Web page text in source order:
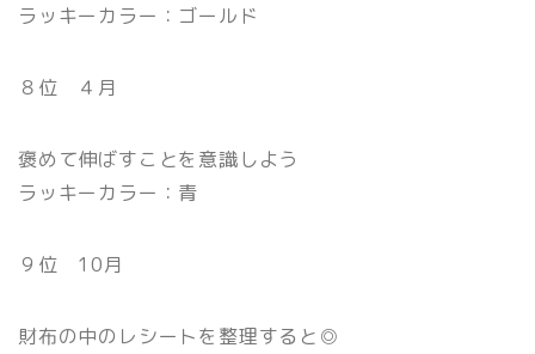
ラッキーカラー：ゴールド
８位 ４月
褒めて伸ばすことを意識しよう
ラッキーカラー：青
９位 10月
財布の中のレシートを整理すると◎